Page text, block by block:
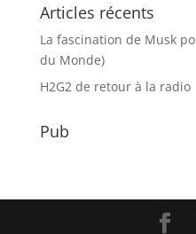
Articles récents
La fascination de Musk
du Monde)
H2G2 de retour à la radio
Pub